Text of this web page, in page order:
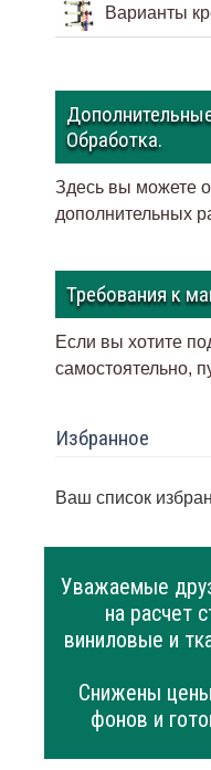
Варианты
Обработка.
Здесь вы можете
дополнительных
Требования к
Если вы хотите
самостоятельно,
Избранное
Ваш список
Уважаемые
на расчет
виниловые и
Снижены
фонов и